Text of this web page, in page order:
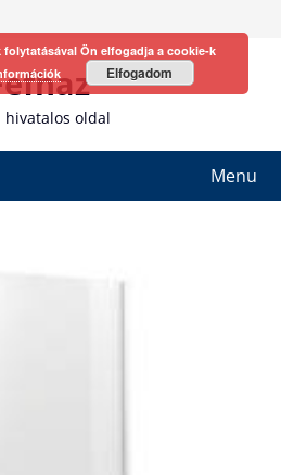
hivatalos oldal
Menu
Ön elfogadja a cookie-k
Elfogadom